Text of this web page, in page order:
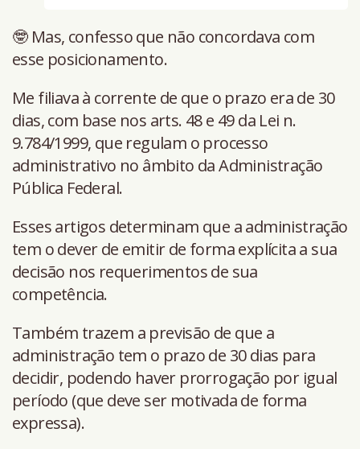
🤓 Mas, confesso que não concordava com
esse posicionamento.
Me filiava à corrente de que o prazo era de 30
dias, com base nos arts. 48 e 49 da Lei n.
9.784/1999, que regulam o processo
administrativo no âmbito da Administração
Pública Federal.
Esses artigos determinam que a administração
tem o dever de emitir de forma explícita a sua
decisão nos requerimentos de sua
competência.
Também trazem a previsão de que a
administração tem o prazo de 30 dias para
decidir, podendo haver prorrogação por igual
período (que deve ser motivada de forma
expressa).